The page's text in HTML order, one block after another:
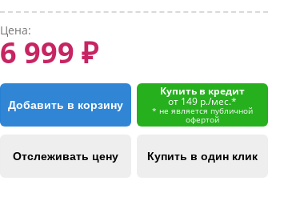
Цена:
6 999 ₽
Добавить в корзину
Купить в кредит
от 149 р./мес.*
* не является публичной
офертой
Отслеживать цену Купить в один клик